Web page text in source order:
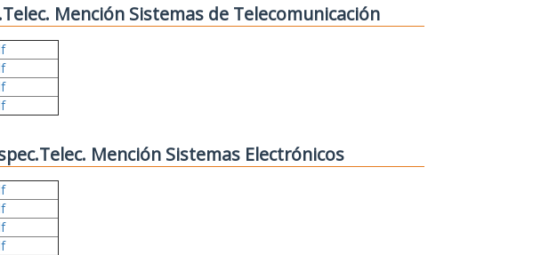
Mención Sistemas de Telecomunicación
Mención Sistemas Electrónicos